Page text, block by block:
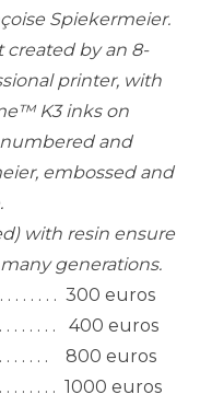
Spiekermeier.
by an 8-
printer, with
K3 inks on
and
embossed and
with resin ensure
generations.
. . . . . . . 300 euros
. . . . . . 400 euros
. . . . . . 800 euros
. . . . . . 1000 euros